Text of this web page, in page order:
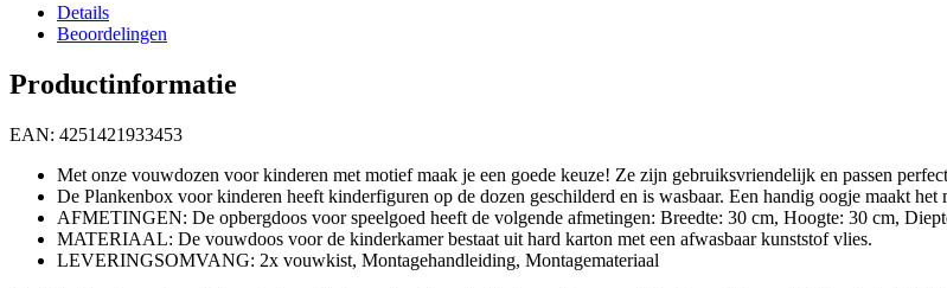
Details
Beoordelingen
Productinformatie
EAN: 4251421933453
Met onze vouwdozen voor kinderen met motief maak je een goede keuze! Ze zijn gebruiksvriendelijk en passen
De Plankenbox voor kinderen heeft kinderfiguren op de dozen geschilderd en is wasbaar. Een handig oogje maakt
AFMETINGEN: De opbergdoos voor speelgoed heeft de volgende afmetingen: Breedte: 30 cm, Hoogte: 30 cm,
MATERIAAL: De vouwdoos voor de kinderkamer bestaat uit hard karton met een afwasbaar kunststof vlies.
LEVERINGSOMVANG: 2x vouwkist, Montagehandleiding, Montagemateriaal